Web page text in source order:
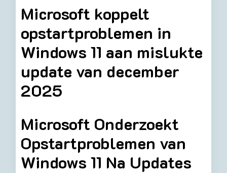
Microsoft koppelt
opstartproblemen in
Windows 11 aan mislukte
update van december
2025
Microsoft Onderzoekt
Opstartproblemen van
Windows 11 Na Updates